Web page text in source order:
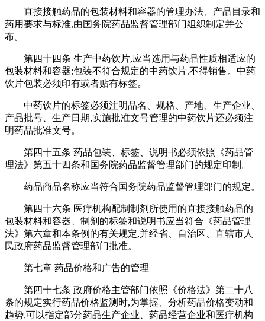
直接接触药品的包装材料和容器的管理办法、产品目录和
药用要求与标准,由国务院药品监督管理部门组织制定并公
布。
第四十四条 生产中药饮片,应当选用与药品性质相适应的
包装材料和容器;包装不符合规定的中药饮片,不得销售。中药
饮片包装必须印有或者贴有标签。
中药饮片的标签必须注明品名、规格、产地、生产企业、
产品批号、生产日期,实施批准文号管理的中药饮片还必须注
明药品批准文号。
第四十五条 药品包装、标签、说明书必须依照《药品管
理法》第五十四条和国务院药品监督管理部门的规定印制。
药品商品名称应当符合国务院药品监督管理部门的规定。
第四十六条 医疗机构配制制剂所使用的直接接触药品的
包装材料和容器、制剂的标签和说明书应当符合《药品管理
法》第六章和本条例的有关规定,并经省、自治区、直辖市人
民政府药品监督管理部门批准。
第七章 药品价格和广告的管理
第四十七条 政府价格主管部门依照《价格法》第二十八
条的规定实行药品价格监测时,为掌握、分析药品价格变动和
趋势,可以指定部分药品生产企业、药品经营企业和医疗机构